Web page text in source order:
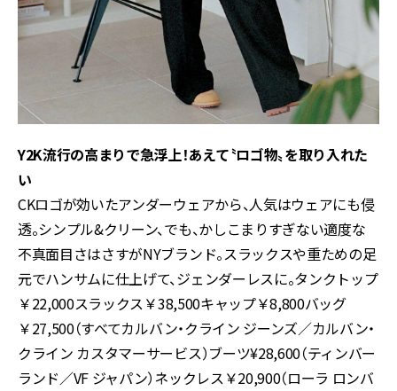
Y2K流行の高まりで急浮上！あえて〝ロゴ物〟を取り入れた
い
CKロゴが効いたアンダーウェアから、人気はウェアにも侵
透。シンプル&クリーン、でも、かしこまりすぎない適度な
不真面目さはさすがNYブランド。スラックスや重ための足
元でハンサムに仕上げて、ジェンダーレスに。タンクトップ
￥22,000スラックス￥38,500キャップ￥8,800バッグ
￥27,500（すべてカルバン・クライン ジーンズ／カルバン・
クライン カスタマーサービス）ブーツ¥28,600（ティンバー
ランド／VF ジャパン）ネックレス￥20,900（ローラ ロンバ